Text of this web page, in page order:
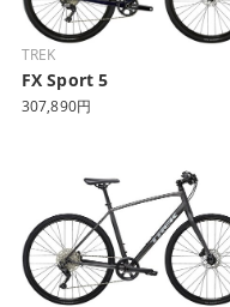
TREK
FX Sport 5
307,890円